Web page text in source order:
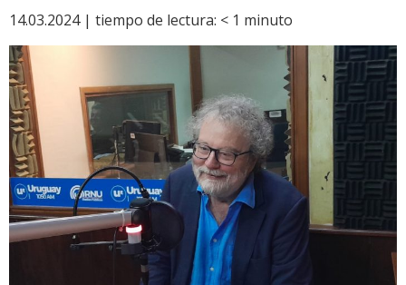
14.03.2024 | tiempo de lectura: < 1 minuto